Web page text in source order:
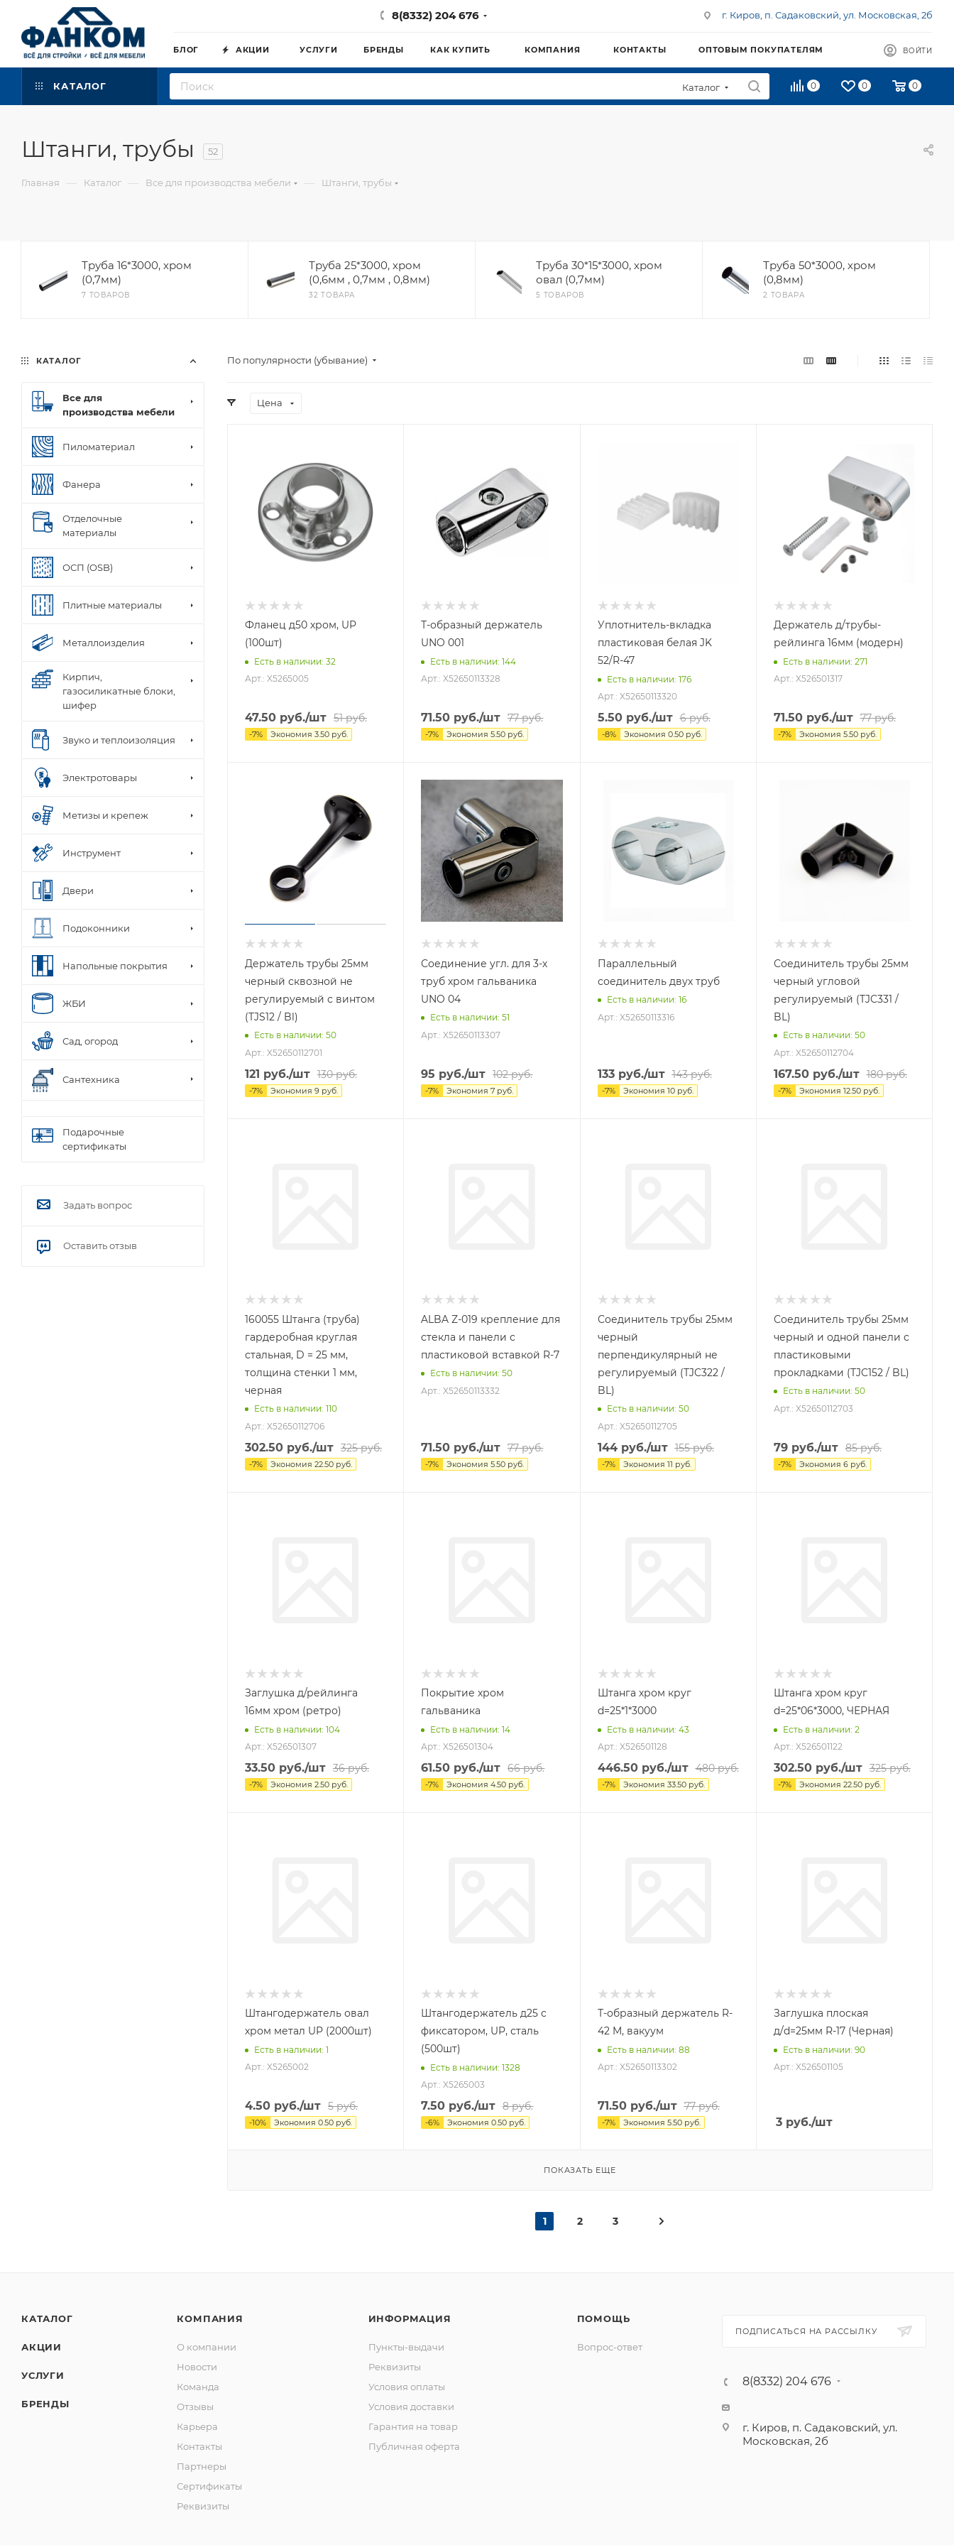
8(8332) 204 676 г. Киров, п. Садаковский, ул. Московская, 2б
БЛОГ АКЦИИ УСЛУГИ БРЕНДЫ КАК КУПИТЬ КОМПАНИЯ КОНТАКТЫ ОПТОВЫМ ПОКУПАТЕЛЯМ ВОЙТИ
КАТАЛОГ Каталог 0 0 0
Штанги, трубы 52
Главная — Каталог — Все для производства мебели — Штанги, трубы
Труба 16*3000, хром
(0,7мм)
7 ТОВАРОВ
Труба 25*3000, хром
(0,6мм , 0,7мм , 0,8мм)
32 ТОВАРА
Труба 30*15*3000, хром
овал (0,7мм)
5 ТОВАРОВ
Труба 50*3000, хром
(0,8мм)
2 ТОВАРА
По популярности (убывание)
Цена
Фланец д50 хром, UP
(100шт)
Есть в наличии: 32
Арт.: X5265005
47.50 руб./шт 51руб.
-7% Экономия 3.50 руб.
Т-образный держатель
UNO 001
Есть в наличии: 144
Арт.: X52650113328
71.50 руб./шт 77руб.
-7% Экономия5.50 руб.
Уплотнитель-вкладка
пластиковая белая JK
52/R-47
Есть в наличии: 176
Арт.: X52650113320
5.50руб./шт 6руб.
-8% Экономия 0.50руб.
Держатель д/трубы-
рейлинга 16мм (модерн)
Есть в наличии: 271
Арт.: X526501317
71.50руб./шт 77руб.
-7% Экономия 5.50руб.
Держатель трубы 25мм
черный сквозной не
регулируемый с винтом
(TJS12 / Bl)
Есть в наличии: 50
Арт.: X52650112701
121 руб./шт 130руб.
-7% Экономия 9 руб.
Соединение угл. для 3-х
труб хром гальваника
UNO 04
Есть в наличии: 51
Арт.: X52650113307
95 руб./шт 102руб.
-7% Экономия7 руб.
Параллельный
соединитель двух труб
Есть в наличии: 16
Арт.: X52650113316
133руб./шт 143руб.
-7% Экономия 10руб.
Соединитель трубы 25мм
черный угловой
регулируемый (TJC331 /
BL)
Есть в наличии: 50
Арт.: X52650112704
167.50руб./шт 180руб.
-7% Экономия 12.50руб.
160055 Штанга (труба)
гардеробная круглая
стальная, D = 25 мм,
толщина стенки 1 мм,
черная
Есть в наличии: 110
Арт.: X52650112706
302.50 руб./шт 325руб.
-7% Экономия 22.50 руб.
ALBA Z-019 крепление для
стекла и панели с
пластиковой вставкой R-7
Есть в наличии: 50
Арт.: X52650113332
71.50 руб./шт 77руб.
-7% Экономия5.50 руб.
Соединитель трубы 25мм
черный
перпендикулярный не
регулируемый (TJC322 /
BL)
Есть в наличии: 50
Арт.: X52650112705
144руб./шт 155руб.
-7% Экономия 11 руб.
Соединитель трубы 25мм
черный и одной панели с
пластиковыми
прокладками (TJC152 / BL)
Есть в наличии: 50
Арт.: X52650112703
79руб./шт 85руб.
-7% Экономия 6руб.
Заглушка д/рейлинга
16мм хром (ретро)
Есть в наличии: 104
Арт.: X526501307
33.50 руб./шт 36руб.
-7% Экономия 2.50 руб.
Покрытие хром
гальваника
Есть в наличии: 14
Арт.: X526501304
61.50 руб./шт 66руб.
-7% Экономия4.50 руб.
Штанга хром круг
d=25*1*3000
Есть в наличии: 43
Арт.: X526501128
446.50руб./шт 480руб.
-7% Экономия 33.50руб.
Штанга хром круг
d=25*06*3000, ЧЕРНАЯ
Есть в наличии: 2
Арт.: X526501122
302.50руб./шт 325руб.
-7% Экономия 22.50руб.
Штангодержатель овал
хром метал UP (2000шт)
Есть в наличии: 1
Арт.: X5265002
4.50 руб./шт 5руб.
-10% Экономия 0.50 руб.
Штангодержатель д25 с
фиксатором, UP, сталь
(500шт)
Есть в наличии: 1328
Арт.: X5265003
7.50 руб./шт 8руб.
-6% Экономия0.50 руб.
Т-образный держатель R-
42 M, вакуум
Есть в наличии: 88
Арт.: X52650113302
71.50руб./шт 77руб.
-7% Экономия 5.50руб.
Заглушка плоская
д/d=25мм R-17 (Черная)
Есть в наличии: 90
Арт.: X526501105
3руб./шт
ПОКАЗАТЬ ЕЩЕ
1 2 3
КАТАЛОГ
Все для
производства мебели
Пиломатериал
Фанера
Отделочные
материалы
ОСП (OSB)
Плитные материалы
Металлоизделия
Кирпич,
газосиликатные блоки,
шифер
Звуко и теплоизоляция
Электротовары
Метизы и крепеж
Инструмент
Двери
Подоконники
Напольные покрытия
ЖБИ
Сад, огород
Сантехника
Подарочные
сертификаты
Задать вопрос
Оставить отзыв
КАТАЛОГ
АКЦИИ
УСЛУГИ
БРЕНДЫ
КОМПАНИЯ
О компании
Новости
Команда
Отзывы
Карьера
Контакты
Партнеры
Сертификаты
Реквизиты
ИНФОРМАЦИЯ
Пункты-выдачи
Реквизиты
Условия оплаты
Условия доставки
Гарантия на товар
Публичная оферта
ПОМОЩЬ
Вопрос-ответ
ПОДПИСАТЬСЯ НА РАССЫЛКУ
8(8332) 204 676
г. Киров, п. Садаковский, ул.
Московская, 2б